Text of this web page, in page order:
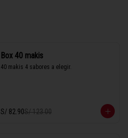
Box 40 makis
40 makis 4 sabores a elegir.
S/ 82.90S/ 123.00